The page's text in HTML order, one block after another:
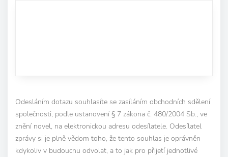
Odesláním dotazu souhlasíte se zasíláním obchodních sdělení
společnosti, podle ustanovení § 7 zákona č. 480/2004 Sb., ve
znění novel, na elektronickou adresu odesílatele. Odesílatel
zprávy si je plně vědom toho, že tento souhlas je oprávněn
kdykoliv v budoucnu odvolat, a to jak pro přijetí jednotlivé